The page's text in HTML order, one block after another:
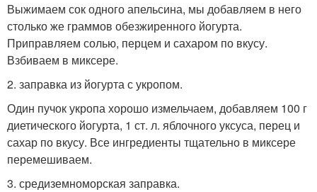
Выжимаем сок одного апельсина, мы добавляем в него
столько же граммов обезжиренного йогурта.
Приправляем солью, перцем и сахаром по вкусу.
Взбиваем в миксере.
2. заправка из йогурта с укропом.
Один пучок укропа хорошо измельчаем, добавляем 100 г
диетического йогурта, 1 ст. л. яблочного уксуса, перец и
сахар по вкусу. Все ингредиенты тщательно в миксере
перемешиваем.
3. средиземноморская заправка.